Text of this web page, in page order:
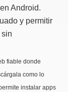
Android.
y permitir
sin
fiable donde
como lo
instalar apps